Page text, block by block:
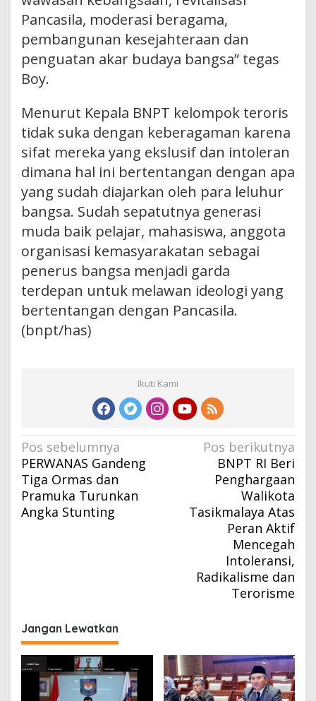
Pancasila, moderasi beragama,
pembangunan kesejahteraan dan
penguatan akar budaya bangsa” tegas
Boy.
Menurut Kepala BNPT kelompok teroris
tidak suka dengan keberagaman karena
sifat mereka yang ekslusif dan intoleran
dimana hal ini bertentangan dengan apa
yang sudah diajarkan oleh para leluhur
bangsa. Sudah sepatutnya generasi
muda baik pelajar, mahasiswa, anggota
organisasi kemasyarakatan sebagai
penerus bangsa menjadi garda
terdepan untuk melawan ideologi yang
bertentangan dengan Pancasila.
(bnpt/has)
Ikuti Kami
Navigasi
pos
Pos sebelumnya
PERWANAS Gandeng
Tiga Ormas dan
Pramuka Turunkan
Angka Stunting
Pos berikutnya
BNPT RI Beri
Penghargaan
Walikota
Tasikmalaya Atas
Peran Aktif
Mencegah
Intoleransi,
Radikalisme dan
Terorisme
Jangan Lewatkan